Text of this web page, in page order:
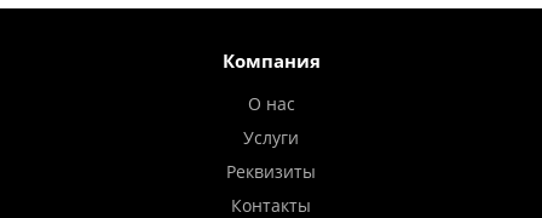
Компания
О нас
Услуги
Реквизиты
Контакты